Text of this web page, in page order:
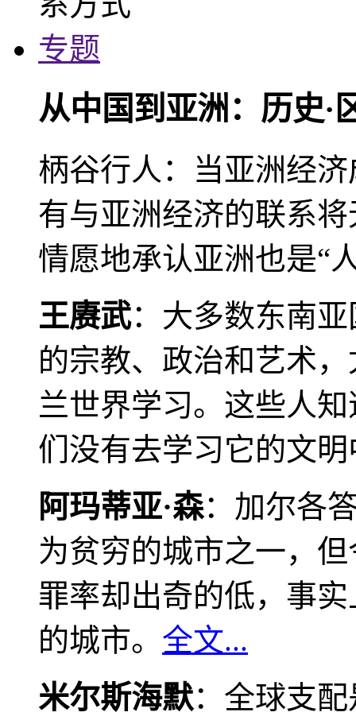
专题
从中国到亚洲：历史·
柄谷行人：当亚洲经
有与亚洲经济的联系
情愿地承认亚洲也是“
王赓武：大多数东南
的宗教、政治和艺术
兰世界学习。这些人
们没有去学习它的文
阿玛蒂亚·森：加尔各
为贫穷的城市之一，
罪率却出奇的低，事
的城市。 全文...
米尔斯海默：全球支